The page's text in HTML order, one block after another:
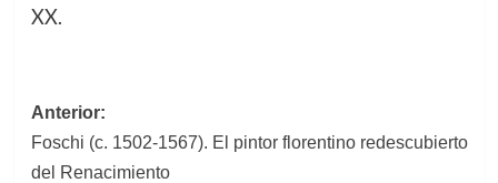
XX.
Navegación
de
Anterior:
Foschi (c. 1502-1567). El pintor florentino redescubierto
del Renacimiento